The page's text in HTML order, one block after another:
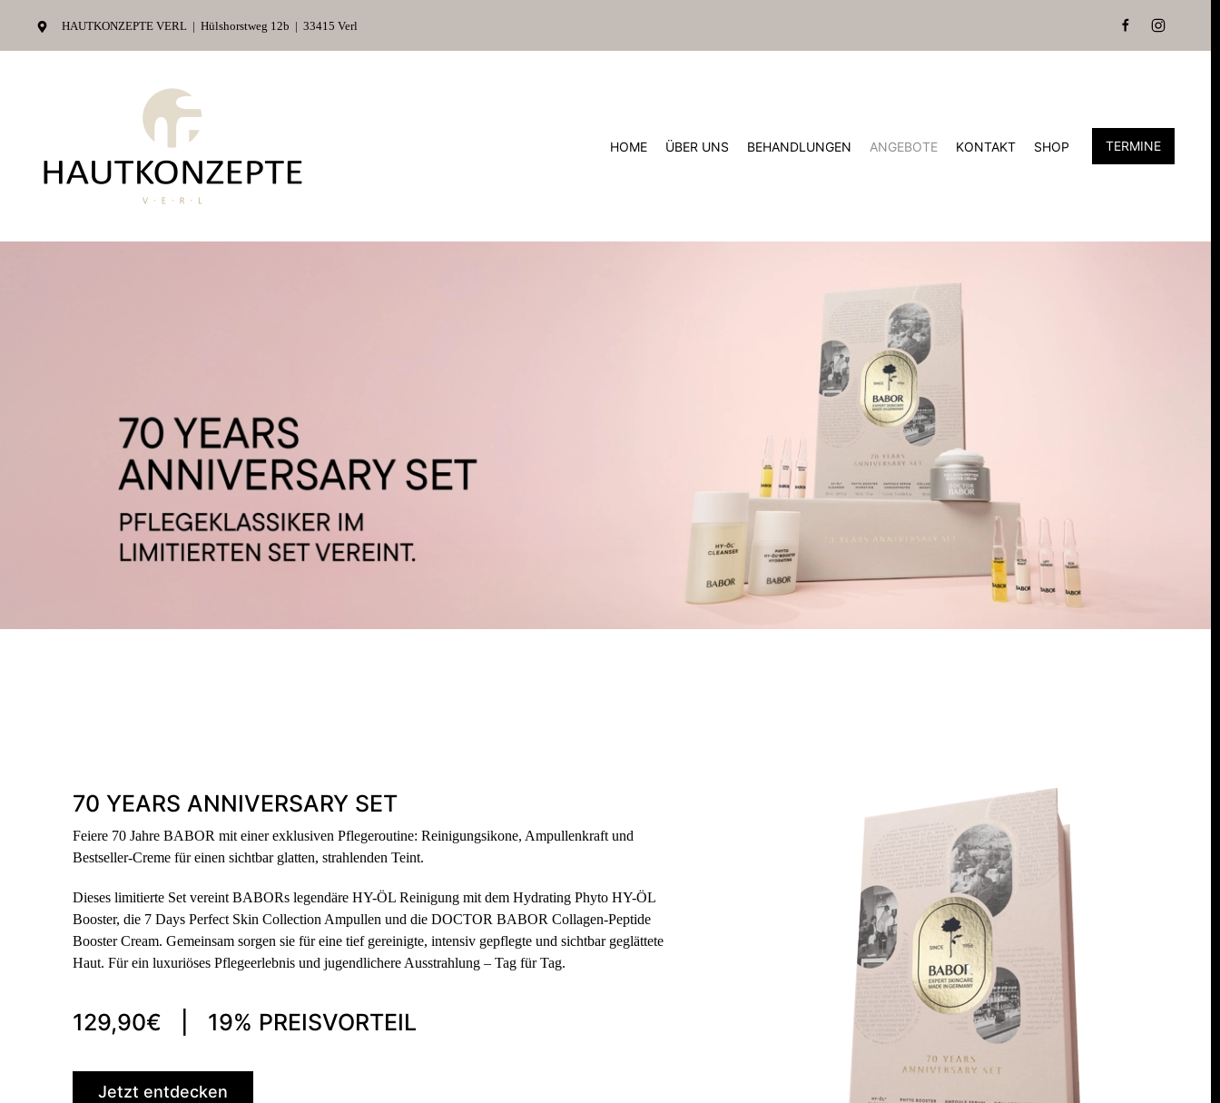
HAUTKONZEPTE VERL | Hülshorstweg 12b | 33415 Verl
HOME ÜBER UNS BEHANDLUNGEN ANGEBOTE KONTAKT SHOP TERMINE
70 YEARS ANNIVERSARY SET
Feiere 70 Jahre BABOR mit einer exklusiven Pflegeroutine: Reinigungsikone, Ampullenkraft und
Bestseller-Creme für einen sichtbar glatten, strahlenden Teint.
Dieses limitierte Set vereint BABORs legendäre HY-ÖL Reinigung mit dem Hydrating Phyto HY-ÖL
Booster, die 7 Days Perfect Skin Collection Ampullen und die DOCTOR BABOR Collagen-Peptide
Booster Cream. Gemeinsam sorgen sie für eine tief gereinigte, intensiv gepflegte und sichtbar geglättete
Haut. Für ein luxuriöses Pflegeerlebnis und jugendlichere Ausstrahlung – Tag für Tag.
129,90€ | 19% PREISVORTEIL
Jetzt entdecken